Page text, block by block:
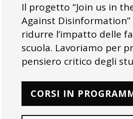
Il progetto “Join us in
Against Disinformation”
ridurre l’impatto delle
scuola. Lavoriamo per
pensiero critico degli
CORSI IN